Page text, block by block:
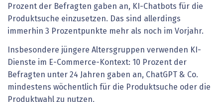
Prozent der Befragten gaben an, KI-Chatbots für die
Produktsuche einzusetzen. Das sind allerdings
immerhin 3 Prozentpunkte mehr als noch im Vorjahr.
Insbesondere jüngere Altersgruppen verwenden KI-
Dienste im E-Commerce-Kontext: 10 Prozent der
Befragten unter 24 Jahren gaben an, ChatGPT & Co.
mindestens wöchentlich für die Produktsuche oder die
Produktwahl zu nutzen.